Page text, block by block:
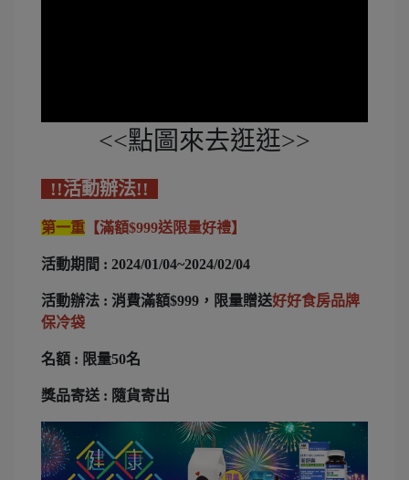
<<點圖來去逛逛>>
!!活動辦法!!
第一重 【滿額$999送限量好禮】
活動期間 : 2024/01/04~2024/02/04
活動辦法 : 消費滿額$999，限量贈送好好食房品牌
保冷袋
名額 : 限量50名
獎品寄送 : 隨貨寄出